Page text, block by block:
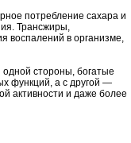
потребление сахара и
Трансжиры,
воспалений в организме,
стороны, богатые
функций, а с другой —
активности и даже более